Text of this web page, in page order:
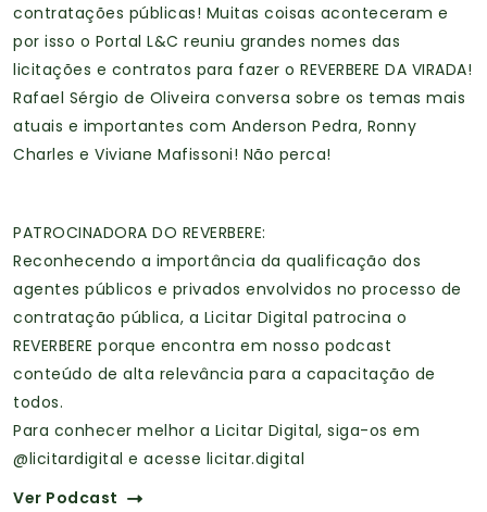
contratações públicas! Muitas coisas aconteceram e
por isso o Portal L&C reuniu grandes nomes das
licitações e contratos para fazer o REVERBERE DA VIRADA!
Rafael Sérgio de Oliveira conversa sobre os temas mais
atuais e importantes com Anderson Pedra, Ronny
Charles e Viviane Mafissoni! Não perca!
PATROCINADORA DO REVERBERE:
Reconhecendo a importância da qualificação dos
agentes públicos e privados envolvidos no processo de
contratação pública, a Licitar Digital patrocina o
REVERBERE porque encontra em nosso podcast
conteúdo de alta relevância para a capacitação de
todos.
Para conhecer melhor a Licitar Digital, siga-os em
@licitardigital e acesse licitar.digital
Ver Podcast